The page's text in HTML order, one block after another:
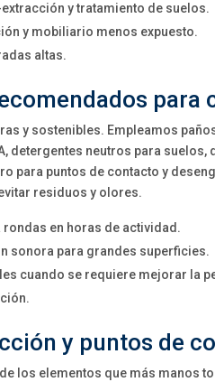
y tratamiento de suelos.
y mobiliario menos expuesto.
altas.
para
y sostenibles. Empleamos
detergentes neutros para suelos,
para puntos de contacto y
residuos y olores.
en horas de actividad.
sonora para grandes superficies.
cuando se requiere mejorar la
y puntos de
de los elementos que más manos